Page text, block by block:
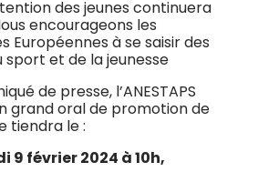
des jeunes continuera
encourageons les
Européennes à se saisir des
sport et de la jeunesse
de presse, l’ANESTAPS
grand oral de promotion de
tiendra le :
9 février 2024 à 10h,